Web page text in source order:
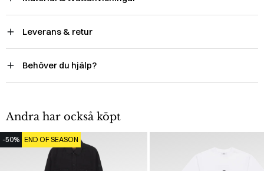
Leverans & retur
Behöver du hjälp?
Andra har också köpt
-50% END OF SEASON